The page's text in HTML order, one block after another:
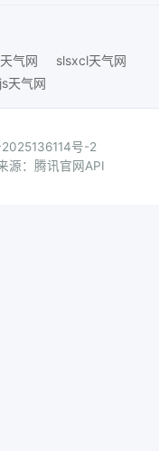
气网
slsxcl天气网
天气网
号-2
源：腾讯官网API